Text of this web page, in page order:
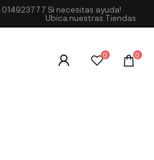
014923777 Si necesitas ayuda!
Ubica nuestras Tiendas
0 0